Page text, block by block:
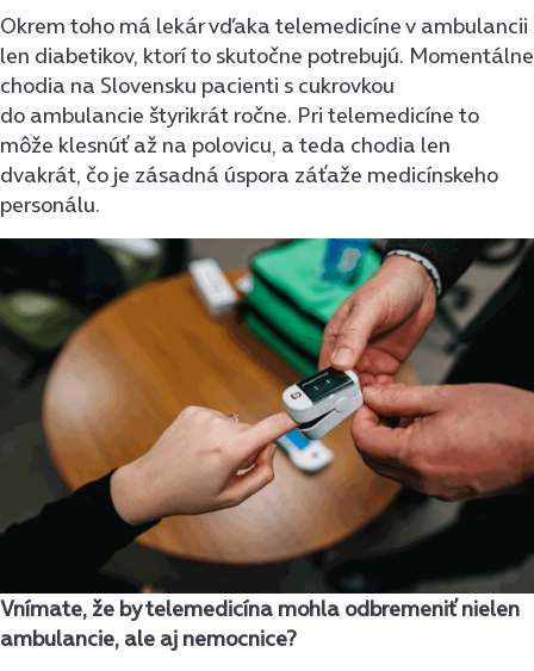
Okrem toho má lekár vďaka telemedicíne v ambulancii
len diabetikov, ktorí to skutočne potrebujú. Momentálne
chodia na Slovensku pacienti s cukrovkou
do ambulancie štyrikrát ročne. Pri telemedicíne to
môže klesnúť až na polovicu, a teda chodia len
dvakrát, čo je zásadná úspora záťaže medicínskeho
personálu.
Vnímate, že by telemedicína mohla odbremeniť nielen
ambulancie, ale aj nemocnice?